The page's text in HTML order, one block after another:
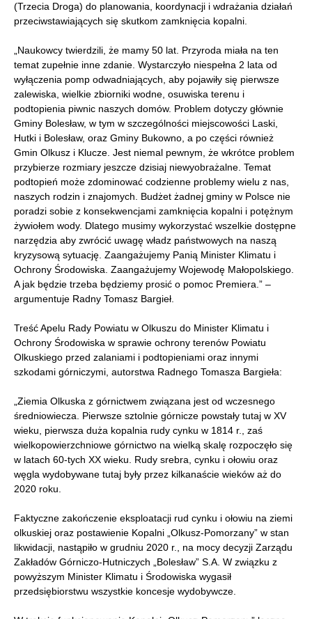
(Trzecia Droga) do planowania, koordynacji i wdrażania działań
przeciwstawiających się skutkom zamknięcia kopalni.
„Naukowcy twierdzili, że mamy 50 lat. Przyroda miała na ten
temat zupełnie inne zdanie. Wystarczyło niespełna 2 lata od
wyłączenia pomp odwadniających, aby pojawiły się pierwsze
zalewiska, wielkie zbiorniki wodne, osuwiska terenu i
podtopienia piwnic naszych domów. Problem dotyczy głównie
Gminy Bolesław, w tym w szczególności miejscowości Laski,
Hutki i Bolesław, oraz Gminy Bukowno, a po części również
Gmin Olkusz i Klucze. Jest niemal pewnym, że wkrótce problem
przybierze rozmiary jeszcze dzisiaj niewyobrażalne. Temat
podtopień może zdominować codzienne problemy wielu z nas,
naszych rodzin i znajomych. Budżet żadnej gminy w Polsce nie
poradzi sobie z konsekwencjami zamknięcia kopalni i potężnym
żywiołem wody. Dlatego musimy wykorzystać wszelkie dostępne
narzędzia aby zwrócić uwagę władz państwowych na naszą
kryzysową sytuację. Zaangażujemy Panią Minister Klimatu i
Ochrony Środowiska. Zaangażujemy Wojewodę Małopolskiego.
A jak będzie trzeba będziemy prosić o pomoc Premiera.” –
argumentuje Radny Tomasz Bargieł.
Treść Apelu Rady Powiatu w Olkuszu do Minister Klimatu i
Ochrony Środowiska w sprawie ochrony terenów Powiatu
Olkuskiego przed zalaniami i podtopieniami oraz innymi
szkodami górniczymi, autorstwa Radnego Tomasza Bargieła:
„Ziemia Olkuska z górnictwem związana jest od wczesnego
średniowiecza. Pierwsze sztolnie górnicze powstały tutaj w XV
wieku, pierwsza duża kopalnia rudy cynku w 1814 r., zaś
wielkopowierzchniowe górnictwo na wielką skalę rozpoczęło się
w latach 60-tych XX wieku. Rudy srebra, cynku i ołowiu oraz
węgla wydobywane tutaj były przez kilkanaście wieków aż do
2020 roku.
Faktyczne zakończenie eksploatacji rud cynku i ołowiu na ziemi
olkuskiej oraz postawienie Kopalni „Olkusz-Pomorzany” w stan
likwidacji, nastąpiło w grudniu 2020 r., na mocy decyzji Zarządu
Zakładów Górniczo-Hutniczych „Bolesław” S.A. W związku z
powyższym Minister Klimatu i Środowiska wygasił
przedsiębiorstwu wszystkie koncesje wydobywcze.